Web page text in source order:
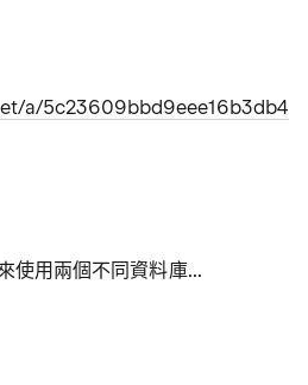
a/
使用兩個不同資料庫...